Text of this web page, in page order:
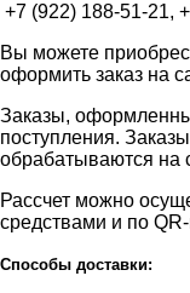
+7 (922) 188-51-21,
Вы можете
оформить заказ на
Заказы,
поступления.
обрабатываются на
Рассчет можно
средствами и по
Способы доставки: